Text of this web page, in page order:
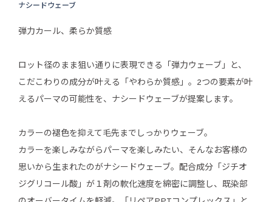
ナシードウェーブ
弾力カール、柔らか質感
ロット径のまま狙い通りに表現できる「弾力ウェーブ」と、
こだこわりの成分が叶える「やわらか質感」。2つの要素が叶
えるパーマの可能性を、ナシードウェーブが提案します。
カラーの褪色を抑えて毛先までしっかりウェーブ。
カラーを楽しみながらパーマを楽しみたい、そんなお客様の
思いから生まれたのがナシードウェーブ。配合成分「ジチオ
ジグリコール酸」が１剤の軟化速度を綿密に調整し、既染部